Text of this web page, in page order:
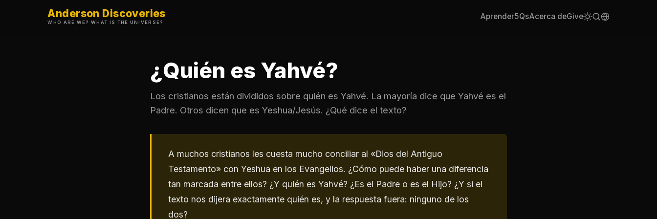
Anderson Discoveries
WHO ARE WE? WHAT IS THE UNIVERSE?
Aprender5QsAcerca deGive
¿Quién es Yahvé?
Los cristianos están divididos sobre quién es Yahvé. La mayoría dice que Yahvé es el
Padre. Otros dicen que es Yeshua/Jesús. ¿Qué dice el texto?
A muchos cristianos les cuesta mucho conciliar al «Dios del Antiguo
Testamento» con Yeshua en los Evangelios. ¿Cómo puede haber una diferencia
tan marcada entre ellos? ¿Y quién es Yahvé? ¿Es el Padre o es el Hijo? ¿Y si el
texto nos dijera exactamente quién es, y la respuesta fuera: ninguno de los
dos?